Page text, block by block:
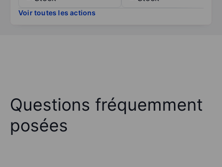
Voir toutes les actions
Questions fréquemment
posées